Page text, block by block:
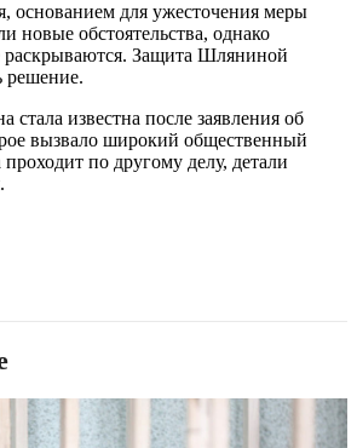
основанием для ужесточения меры
новые обстоятельства, однако
раскрываются. Защита Шляниной
решение.
известна после заявления об
вызвало широкий общественный
по другому делу, детали